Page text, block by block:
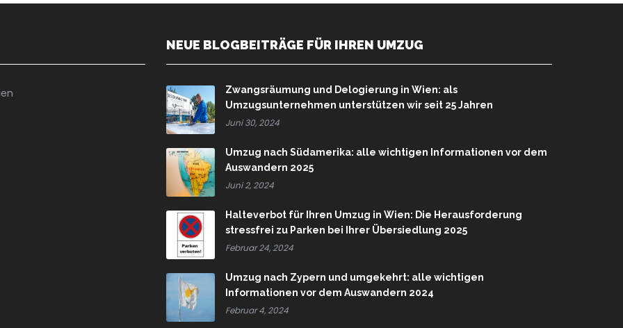
NEUE BLOGBEITRÄGE FÜR IHREN UMZUG
Zwangsräumung und Delogierung in Wien: als
Umzugsunternehmen unterstützen wir seit 25 Jahren
Juni 30, 2024
Umzug nach Südamerika: alle wichtigen Informationen vor dem
Auswandern 2025
Juni 2, 2024
Halteverbot für Ihren Umzug in Wien: Die Herausforderung
stressfrei zu Parken bei Ihrer Übersiedlung 2025
Februar 24, 2024
Umzug nach Zypern und umgekehrt: alle wichtigen
Informationen vor dem Auswandern 2024
Februar 4, 2024